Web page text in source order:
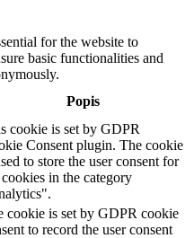
for the website to
basic functionalities and
Popis
cookie is set by GDPR
Consent plugin. The cookie
to store the user consent for
in the category
cookie is set by GDPR cookie
to record the user consent